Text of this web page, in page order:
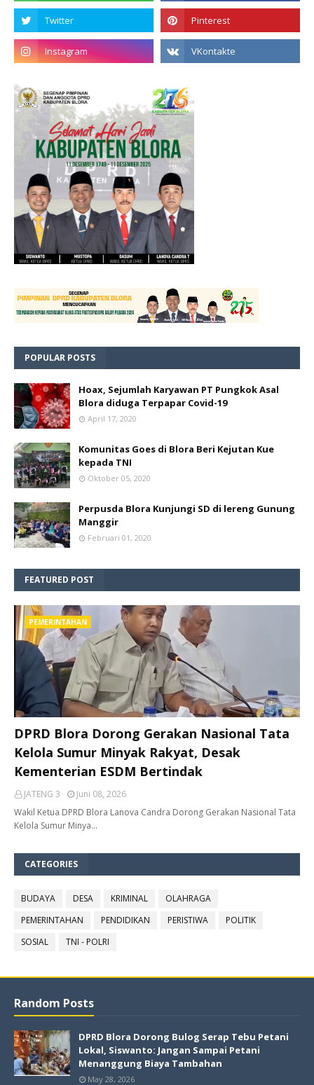
POPULAR POSTS
Hoax, Sejumlah Karyawan PT Pungkok Asal
Blora diduga Terpapar Covid-19
April 17, 2020
Komunitas Goes di Blora Beri Kejutan Kue
kepada TNI
Oktober 05, 2020
Perpusda Blora Kunjungi SD di lereng Gunung
Manggir
Februari 01, 2020
FEATURED POST
PEMERINTAHAN
DPRD Blora Dorong Gerakan Nasional Tata
Kelola Sumur Minyak Rakyat, Desak
Kementerian ESDM Bertindak
JATENG 3
Juni 08, 2026
Wakil Ketua DPRD Blora Lanova Candra Dorong Gerakan Nasional Tata
Kelola Sumur Minya…
CATEGORIES
BUDAYA DESA KRIMINAL
OLAHRAGA
PEMERINTAHAN
PENDIDIKAN PERISTIWA
POLITIK
SOSIAL
TNI - POLRI
Random Posts
DPRD Blora Dorong Bulog Serap Tebu Petani
Lokal, Siswanto: Jangan Sampai Petani
Menanggung Biaya Tambahan
May 28, 2026